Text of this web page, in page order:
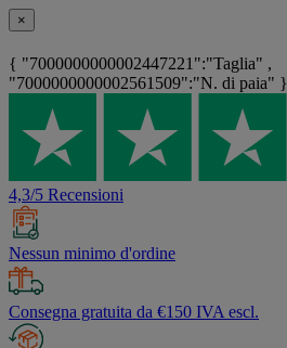
×
{ "7000000000002447221":"Taglia" ,
"7000000000002561509":"N. di paia" }
4,3/5 Recensioni
Nessun minimo d'ordine
Consegna gratuita da €150 IVA escl.